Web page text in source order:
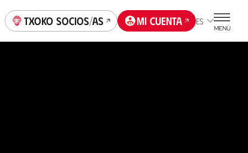
Txoko socios/as Mi cuenta ES
MENÚ